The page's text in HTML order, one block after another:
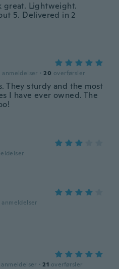
great. Lightweight.
5. Delivered in 2
anmeldelser · 20 overførsler
They sturdy and the most
I have ever owned. The
anmeldelser
anmeldelser · 21 overførsler